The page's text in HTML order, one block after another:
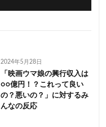
2024年5月28日
「映画ウマ娘の興行収入は
○○億円！？これって良い
の？悪いの？」に対するみ
んなの反応